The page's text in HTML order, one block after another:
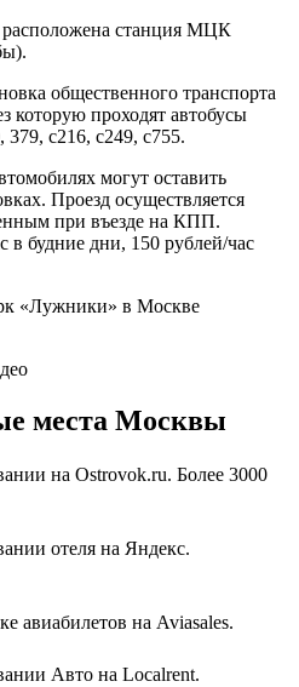
расположена станция МЦК
общественного транспорта
которую проходят автобусы
с216, с249, с755.
могут оставить
Проезд осуществляется
при въезде на КПП.
будние дни, 150 рублей/час
«Лужники» в Москве
места Москвы
на Ostrovok.ru. Более 3000
отеля на Яндекс.
авиабилетов на Aviasales.
Авто на Localrent.